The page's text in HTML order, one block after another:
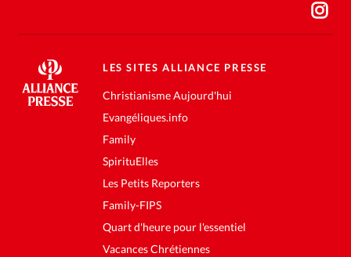
LES SITES ALLIANCE PRESSE
Christianisme Aujourd'hui
Evangéliques.info
Family
SpirituElles
Les Petits Reporters
Family-FIPS
Quart d'heure pour l'essentiel
Vacances Chrétiennes